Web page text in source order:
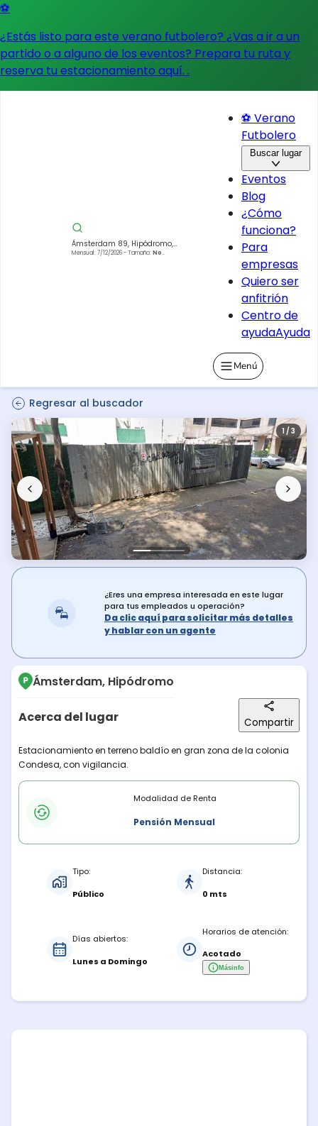
⚽
¿Estás listo para este verano futbolero? ¿Vas a ir a un
partido o a alguno de los eventos? Prepara tu ruta y
reserva tu estacionamiento aquí. .
Ámsterdam 89, Hipódromo,
Cuauhtémoc, 06100 Ciudad de
Mensual: 7/12/2026- Tamaño: No
⚽ Verano
Futbolero
Buscar lugar
Eventos
Blog
¿Cómo
funciona?
Para
empresas
Quiero ser
anfitrión
Centro de
ayudaAyuda
Menú
Regresar al buscador
1 / 3
¿Eres una empresa interesada en este lugar
para tus empleados u operación?
Da clic aquí para solicitar más detalles
y hablar con un agente
Ámsterdam, Hipódromo
Acerca del lugar Compartir
Descripción del lugar
Estacionamiento en terreno baldío en gran zona de la colonia
Condesa, con vigilancia.
Modalidades de rentaModalidad de Renta
Pensión Mensual
Tipo:
Público
Distancia:
0 mts
Días abiertos:
Lunes a Domingo
Horarios de atención:
Acotado
Másinfo